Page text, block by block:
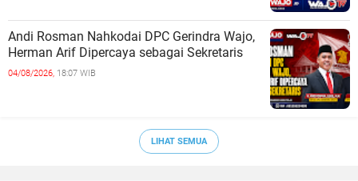
Andi Rosman Nahkodai DPC Gerindra Wajo,
Herman Arif Dipercaya sebagai Sekretaris
04/08/2026, 18:07 WIB
LIHAT SEMUA